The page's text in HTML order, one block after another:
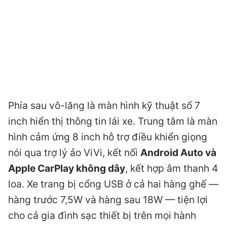
Phía sau vô-lăng là màn hình kỹ thuật số 7
inch hiển thị thông tin lái xe. Trung tâm là màn
hình cảm ứng 8 inch hỗ trợ điều khiển giọng
nói qua trợ lý ảo ViVi, kết nối Android Auto và
Apple CarPlay không dây, kết hợp âm thanh 4
loa. Xe trang bị cổng USB ở cả hai hàng ghế —
hàng trước 7,5W và hàng sau 18W — tiện lợi
cho cả gia đình sạc thiết bị trên mọi hành